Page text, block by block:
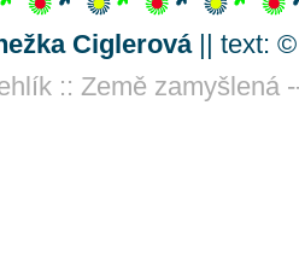
Ciglerová|| text: ©
:: Země zamyšlená